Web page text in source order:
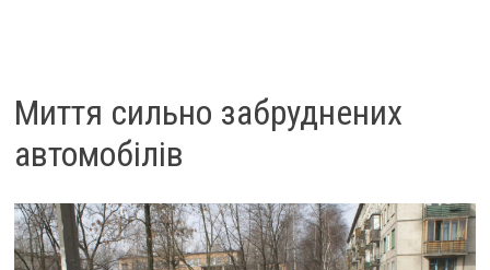
Миття сильно забруднених
автомобілів